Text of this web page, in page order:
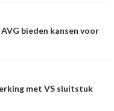
bieden kansen voor
met VS sluitstuk